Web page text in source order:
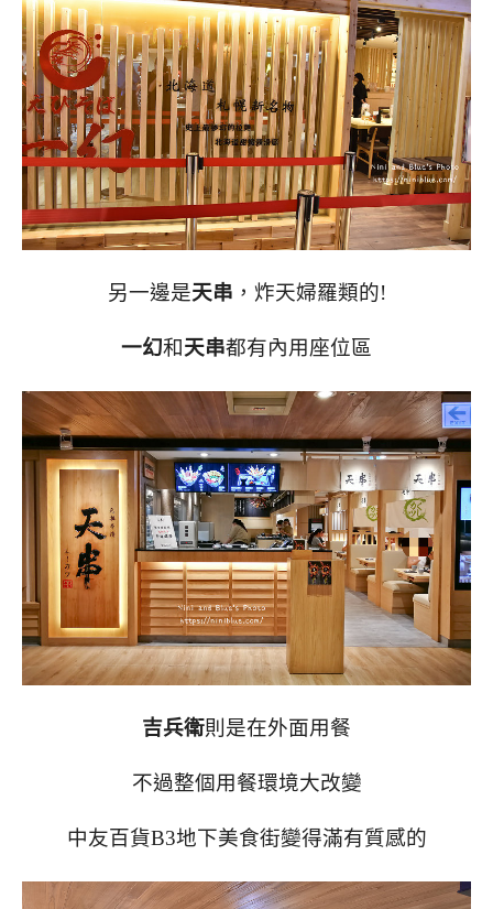
另一邊是天串 ，炸天婦羅類的!
一幻和天串都有內用座位區
吉兵衛則是在外面用餐
不過整個用餐環境大改變
中友百貨B3地下美食街變得滿有質感的